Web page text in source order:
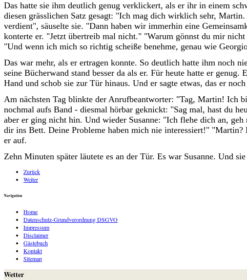
Das hatte sie ihm deutlich genug verklickert, als er ihr in einem
diesen grässlichen Satz gesagt: "Ich mag dich wirklich sehr,
verdient", säuselte sie. "Dann haben wir immerhin eine
konterte er. "Jetzt übertreib mal nicht." "Warum gönnst du mir
"Und wenn ich mich so richtig scheiße benehme, genau wie
Das war mehr, als er ertragen konnte. So deutlich hatte ihm noch
seine Bücherwand stand besser da als er. Für heute hatte er
Hand und schob sie zur Tür hinaus. Und er sagte etwas, das er
Am nächsten Tag blinkte der Anrufbeantworter: "Tag, Martin! Ich
nochmal aufs Band - diesmal hörbar geknickt: "Sag mal, hast du
aber er ging nicht hin. Und wieder Susanne: "Ich flehe dich an,
dir ins Bett. Deine Probleme haben mich nie interessiert!"
er auf.
Zehn Minuten später läutete es an der Tür. Es war Susanne. Und
Zurück
Weiter
Navigation
Home
Datenschutz-Grundverordnung DSGVO
Impressum
Disclaimer
Gästebuch
Kontakt
Sitemap
Wetter